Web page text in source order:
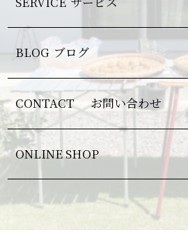
BLOG ブログ
CONTACT お問い合わせ
ONLINE SHOP